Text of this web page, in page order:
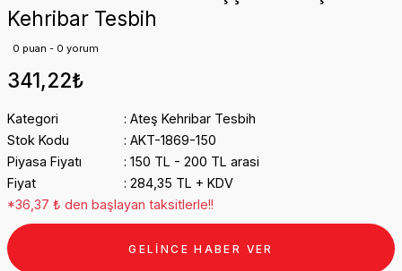
Kehribar Tesbih
0 puan - 0 yorum
341,22₺
Kategori
Ateş Kehribar Tesbih
Stok Kodu
AKT-1869-150
Piyasa Fiyatı
150 TL - 200 TL arasi
Fiyat
284,35 TL + KDV
*36,37 ₺ den başlayan taksitlerle!!
GELİNCE HABER VER